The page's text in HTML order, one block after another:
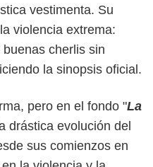
vestimenta. Su
violencia extrema:
cherlis sin
la sinopsis oficial.
pero en el fondo "La
drástica evolución del
sus comienzos en